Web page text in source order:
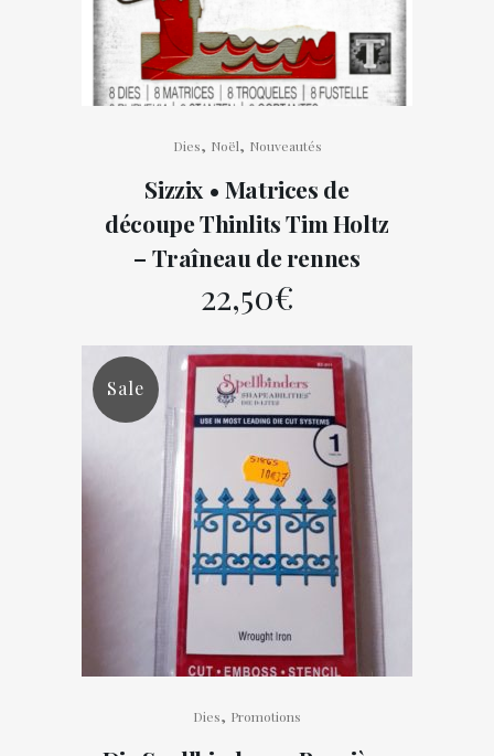
Dies, Noël, Nouveautés
Sizzix • Matrices de
découpe Thinlits Tim Holtz
– Traîneau de rennes
22,50€
Sale
Dies, Promotions